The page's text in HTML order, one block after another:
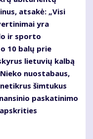
atsakė: „Visi
yra
ir sporto
10 balų prie
lietuvių kalbą
nuostabaus,
šimtukus
paskatinimo